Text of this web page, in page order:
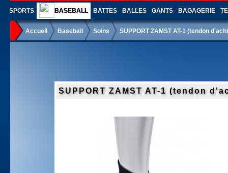
SPORTS BASEBALL BATTES BALLES GANTS BAGAGERIE
Accueil Baseball Soins SUPPORT ZAMST AT-1 (tendon
SUPPORT ZAMST AT-1 (tendon